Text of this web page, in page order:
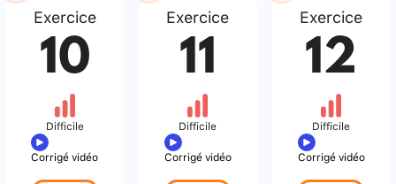
Exercice
10
Difficile
Corrigé vidéo
Exercice
11
Difficile
Corrigé vidéo
Exercice
12
Difficile
Corrigé vidéo